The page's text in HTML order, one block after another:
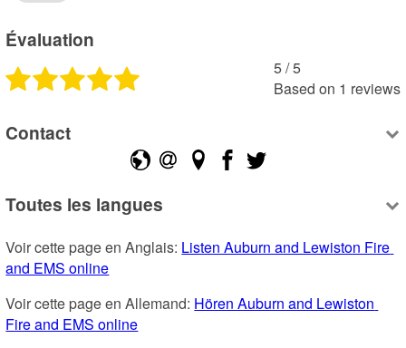
Évaluation
5 /5
Based on 1 reviews
Contact
Toutes les langues
Voir cette page en Anglais: Listen Auburn and Lewiston Fire
and EMS online
Voir cette page en Allemand: Hören Auburn and Lewiston
Fire and EMS online